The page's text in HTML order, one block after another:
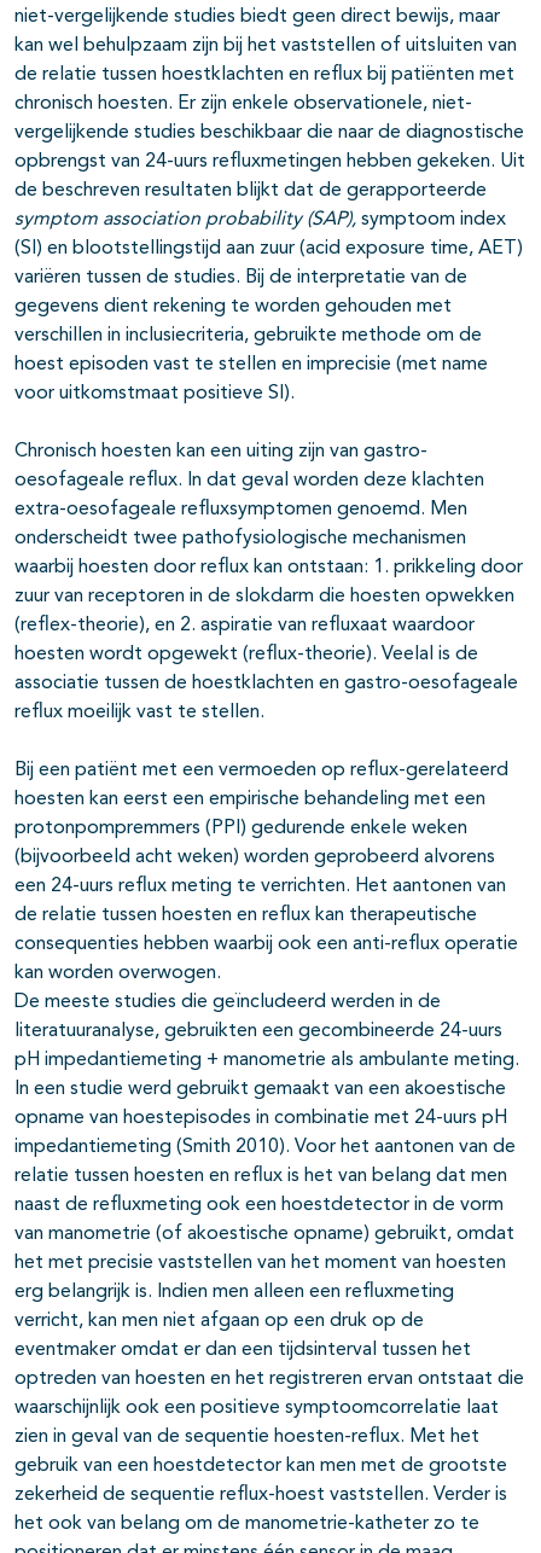
niet-vergelijkende studies biedt geen direct bewijs, maar
kan wel behulpzaam zijn bij het vaststellen of uitsluiten van
de relatie tussen hoestklachten en reflux bij patiënten met
chronisch hoesten. Er zijn enkele observationele, niet-
vergelijkende studies beschikbaar die naar de diagnostische
opbrengst van 24-uurs refluxmetingen hebben gekeken. Uit
de beschreven resultaten blijkt dat de gerapporteerde
symptom association probability (SAP), symptoom index
(SI) en blootstellingstijd aan zuur (acid exposure time, AET)
variëren tussen de studies. Bij de interpretatie van de
gegevens dient rekening te worden gehouden met
verschillen in inclusiecriteria, gebruikte methode om de
hoest episoden vast te stellen en imprecisie (met name
voor uitkomstmaat positieve SI).
Chronisch hoesten kan een uiting zijn van gastro-
oesofageale reflux. In dat geval worden deze klachten
extra-oesofageale refluxsymptomen genoemd. Men
onderscheidt twee pathofysiologische mechanismen
waarbij hoesten door reflux kan ontstaan: 1. prikkeling door
zuur van receptoren in de slokdarm die hoesten opwekken
(reflex-theorie), en 2. aspiratie van refluxaat waardoor
hoesten wordt opgewekt (reflux-theorie). Veelal is de
associatie tussen de hoestklachten en gastro-oesofageale
reflux moeilijk vast te stellen.
Bij een patiënt met een vermoeden op reflux-gerelateerd
hoesten kan eerst een empirische behandeling met een
protonpompremmers (PPI) gedurende enkele weken
(bijvoorbeeld acht weken) worden geprobeerd alvorens
een 24-uurs reflux meting te verrichten. Het aantonen van
de relatie tussen hoesten en reflux kan therapeutische
consequenties hebben waarbij ook een anti-reflux operatie
kan worden overwogen.
De meeste studies die geïncludeerd werden in de
literatuuranalyse, gebruikten een gecombineerde 24-uurs
pH impedantiemeting + manometrie als ambulante meting.
In een studie werd gebruikt gemaakt van een akoestische
opname van hoestepisodes in combinatie met 24-uurs pH
impedantiemeting (Smith 2010). Voor het aantonen van de
relatie tussen hoesten en reflux is het van belang dat men
naast de refluxmeting ook een hoestdetector in de vorm
van manometrie (of akoestische opname) gebruikt, omdat
het met precisie vaststellen van het moment van hoesten
erg belangrijk is. Indien men alleen een refluxmeting
verricht, kan men niet afgaan op een druk op de
eventmaker omdat er dan een tijdsinterval tussen het
optreden van hoesten en het registreren ervan ontstaat die
waarschijnlijk ook een positieve symptoomcorrelatie laat
zien in geval van de sequentie hoesten-reflux. Met het
gebruik van een hoestdetector kan men met de grootste
zekerheid de sequentie reflux-hoest vaststellen. Verder is
het ook van belang om de manometrie-katheter zo te